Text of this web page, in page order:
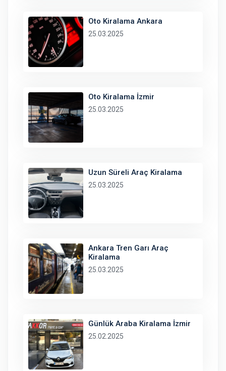
Oto Kiralama Ankara
25.03.2025
Oto Kiralama İzmir
25.03.2025
Uzun Süreli Araç Kiralama
25.03.2025
Ankara Tren Garı Araç
Kiralama
25.03.2025
Günlük Araba Kiralama İzmir
25.02.2025